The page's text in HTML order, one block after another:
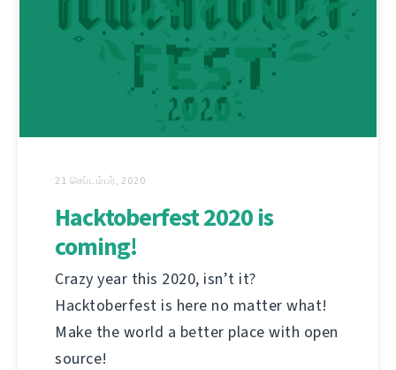
21 செப்டம்பர், 2020
Hacktoberfest 2020 is
coming!
Crazy year this 2020, isn’t it?
Hacktoberfest is here no matter what!
Make the world a better place with open
source!